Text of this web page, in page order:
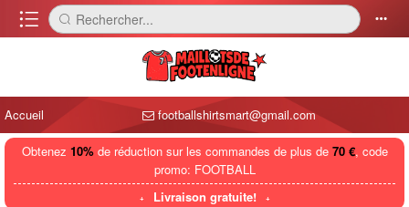
󰈍 󰅼 Rechercher... 󰄒
Accueil footballshirtsmart@gmail.com
Obtenez 10%de réduction sur les commandes de plus de 70 €, code
promo: FOOTBALL
Livraison gratuite!